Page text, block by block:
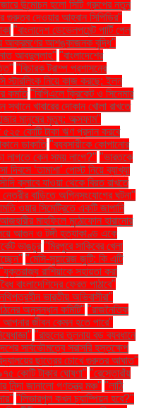
উন্মোচন হলো সিটি গ্রুপের নতুন
গুরুত্ব দেওয়ার আহ্বান সিপিডির"
"বাংলাদেশ ডেভেলপমেন্ট পার্টি পেল
আক্রমণের আশঙ্কাজনক বৃদ্ধি"
আবদুল্লাহ" "বাংলাদেশের
"বিচারক ট্রাম্প প্রশাসনের
স্টারলিংক নিয়ে কাজ করছে: ইলন
কমতি "বিপিএলে ক্রিকেট ও সিনেমার
স্থানে খাবারের দোকান খোলা রাখতে
মানুষের মৃত্যু: অক্সফাম"
৫২৫ কোটি টাকা ঋণ প্রদান করবে
ডাকাতি "ব্যবসায়ীকে কোপানোর
লাগতে কেন সময় লাগে?" "ভারতকে
দিবসে ‘তামাশা’ পোস্ট নিয়ে ব্যাখ্যা
ক্লাবে যাওয়া থেকে বিরত রাখতে
বাড়িতে অগ্নিসংযোগের ঘটনা"
ওয়ার সিমেট্রিতে একটি জাপানি
মাহফিলে মুঠোফোন হারানোর
আগুন ও টঙ্গী হত্যাকাণ্ড একে
ভাঙচুর "মিরপুরে সাকিবের খেলা
"মেসি-সুয়ারেজ জুটি: কি এটি
"যুক্তরাজ্য রাশিয়াকে সহায়তা করা
বাংলাদেশিদের ফেরত পাঠাবে"
ভারতীয় অভিবাসীরা"
অনুসন্ধান কমিটি" "রাজনৈতিক
জীবন কেমন হতে পারে"
"রাহুলের তুলনায় বড় ব্যবধানে
সার্বভৌমত্বে সরাসরি হস্তক্ষেপ
ছাত্রের চোখে গুরুতর আঘাত"
কোটি টাকার ঘোষণা" "রেস্তোরাঁয়
নিন্দা জানালো গণতন্ত্র মঞ্চ" "লাঠি
"লিভারপুল কখন চ্যাম্পিয়ন হবে?"